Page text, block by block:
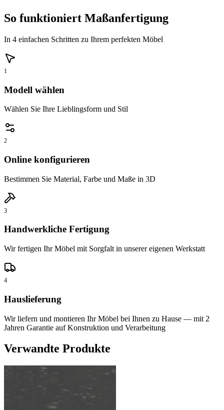
So funktioniert Maßanfertigung
In 4 einfachen Schritten zu Ihrem perfekten Möbel
1
Modell wählen
Wählen Sie Ihre Lieblingsform und Stil
2
Online konfigurieren
Bestimmen Sie Material, Farbe und Maße in 3D
3
Handwerkliche Fertigung
Wir fertigen Ihr Möbel mit Sorgfalt in unserer eigenen Werkstatt
4
Hauslieferung
Wir liefern und montieren Ihr Möbel bei Ihnen zu Hause — mit 2
Jahren Garantie auf Konstruktion und Verarbeitung
Verwandte Produkte